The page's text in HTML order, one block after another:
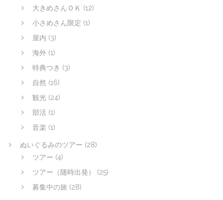
大きめさんＯＫ (12)
小さめさん限定 (1)
屋内 (3)
海外 (1)
特典つき (3)
自然 (16)
観光 (24)
部活 (1)
音楽 (1)
ぬいぐるみのツアー (28)
ツアー (4)
ツアー（随時出発）
(25)
募集中の旅 (28)